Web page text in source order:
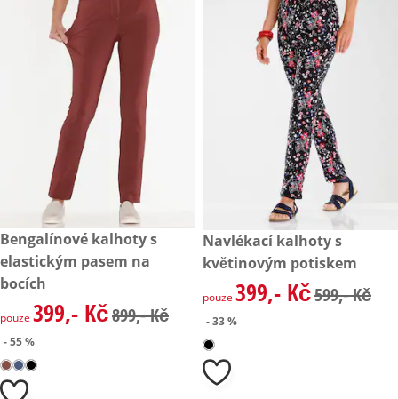
zlevněná cena: 399,- Kč, původní cena: 899,- Kč
- 55 %
Bengalínové kalhoty s
elastickým pasem na
bocích
zlevněná cena: 399,- Kč, původní cena: 899,- Kč
pouze 399,- Kč899,- Kč
- 55 %
zlevněná cena: 399,- Kč,
- 33 %
Navlékací kalhoty s
květinovým potiskem
zlevněná cena: 399,- Kč,
pouze 399,- Kč599,- Kč
- 33 %